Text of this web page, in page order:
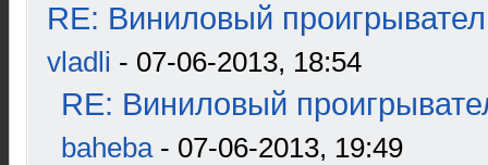
RE: Виниловый
vladli - 07-06-2013, 18:54
RE: Виниловый
baheba- 07-06-2013, 19:49